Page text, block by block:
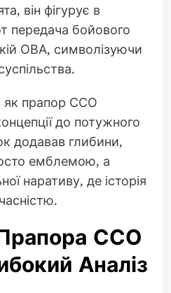
він фігурує в
передача бойового
ОВА, символізуючи
як прапор ССО
до потужного
додавав глибини,
емблемою, а
наративу, де історія
ССО
Аналіз